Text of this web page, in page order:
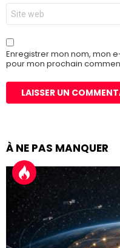
Site
web
Enregistrer mon nom, mon
pour mon prochain
À NE PAS MANQUER